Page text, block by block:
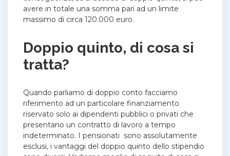
avere in totale una somma pari ad un limite
massimo di circa 120.000 euro.
Doppio quinto, di cosa si
tratta?
Quando parliamo di doppio conto facciamo
riferimento ad un particolare finanziamento
riservato solo ai dipendenti pubblici o privati che
presentano un contratto di lavoro a tempo
indeterminato. I pensionati sono assolutamente
esclusi, i vantaggi del doppio quinto dello stipendio